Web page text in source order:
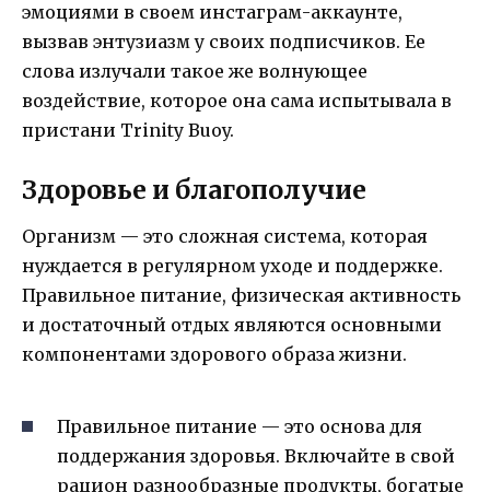
эмоциями в своем инстаграм-аккаунте,
вызвав энтузиазм у своих подписчиков. Ее
слова излучали такое же волнующее
воздействие, которое она сама испытывала в
пристани Trinity Buoy.
Здоровье и благополучие
Организм — это сложная система, которая
нуждается в регулярном уходе и поддержке.
Правильное питание, физическая активность
и достаточный отдых являются основными
компонентами здорового образа жизни.
Правильное питание — это основа для
поддержания здоровья. Включайте в свой
рацион разнообразные продукты, богатые